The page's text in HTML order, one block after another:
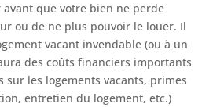
avant que votre bien ne perde
ou de ne plus pouvoir le louer. Il
vacant invendable (ou à un
des coûts financiers importants
sur les logements vacants, primes
entretien du logement, etc.)